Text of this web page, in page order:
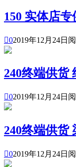
150 实体店
02019年12月24日
240终端供货
02019年12月24日
240终端供货
02019年12月24日